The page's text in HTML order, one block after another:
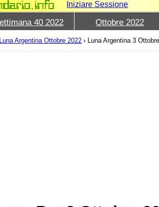
Iniziare Sessione
40 2022 Ottobre 2022
Luna Argentina Ottobre 2022 › Luna Argentina 3